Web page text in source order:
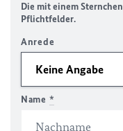
Die mit einem
Pflichtfelder.
Anrede
Name *